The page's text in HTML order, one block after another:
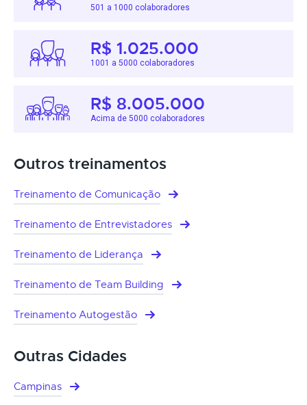
501 a 1000 colaboradores
R$ 1.025.000
1001 a 5000 colaboradores
R$ 8.005.000
Acima de 5000 colaboradores
Outros treinamentos
Treinamento de Comunicação
Treinamento de Entrevistadores
Treinamento de Liderança
Treinamento de Team Building
Treinamento Autogestão
Outras Cidades
Campinas